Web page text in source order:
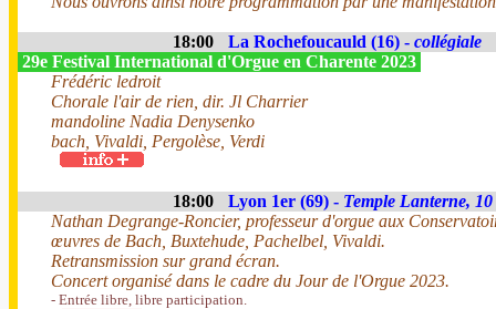
18:00 La Rochefoucauld (16) - collégiale
29e Festival International d'Orgue en Charente 2023
Frédéric ledroit
Chorale l'air de rien, dir. Jl Charrier
mandoline Nadia Denysenko
bach, Vivaldi, Pergolèse, Verdi
18:00 Lyon 1er (69) - Temple Lanterne,
Nathan Degrange-Roncier, professeur d'orgue aux
œuvres de Bach, Buxtehude, Pachelbel, Vivaldi.
Retransmission sur grand écran.
Concert organisé dans le cadre du Jour de l'Orgue 2023.
- Entrée libre, libre participation.